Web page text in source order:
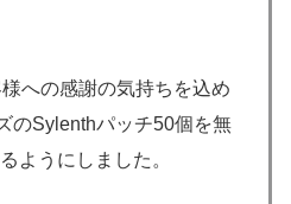
への感謝の気持ちを込め
のSylenthパッチ50個を無
ようにしました。